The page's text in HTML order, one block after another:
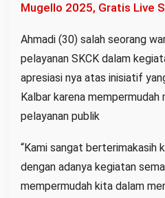
Mugello 2025, Gratis Live
Ahmadi (30) salah seorang
pelayanan SKCK dalam
apresiasi nya atas inisiatif
Kalbar karena mempermudah
pelayanan publik
“Kami sangat berterimakasih
dengan adanya kegiatan
mempermudah kita dalam